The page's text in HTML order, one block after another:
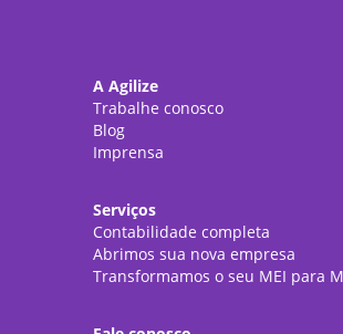
A Agilize
Trabalhe conosco
Blog
Imprensa
Serviços
Contabilidade completa
Abrimos sua nova empresa
Transformamos o seu MEI para